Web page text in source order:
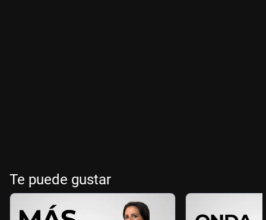
Te puede gustar